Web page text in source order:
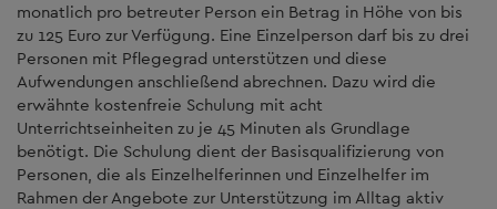
monatlich pro betreuter Person ein Betrag in Höhe von bis
zu 125 Euro zur Verfügung. Eine Einzelperson darf bis zu drei
Personen mit Pflegegrad unterstützen und diese
Aufwendungen anschließend abrechnen. Dazu wird die
erwähnte kostenfreie Schulung mit acht
Unterrichtseinheiten zu je 45 Minuten als Grundlage
benötigt. Die Schulung dient der Basisqualifizierung von
Personen, die als Einzelhelferinnen und Einzelhelfer im
Rahmen der Angebote zur Unterstützung im Alltag aktiv